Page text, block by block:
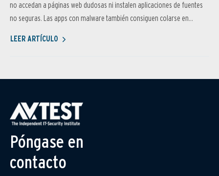
no accedan a páginas web dudosas ni instalen aplicaciones de fuentes
no seguras. Las apps con malware también consiguen colarse en...
LEER ARTÍCULO
Póngase en
contacto